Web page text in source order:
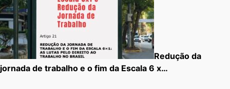
Redução da
jornada de trabalho e o fim da Escala 6 x…